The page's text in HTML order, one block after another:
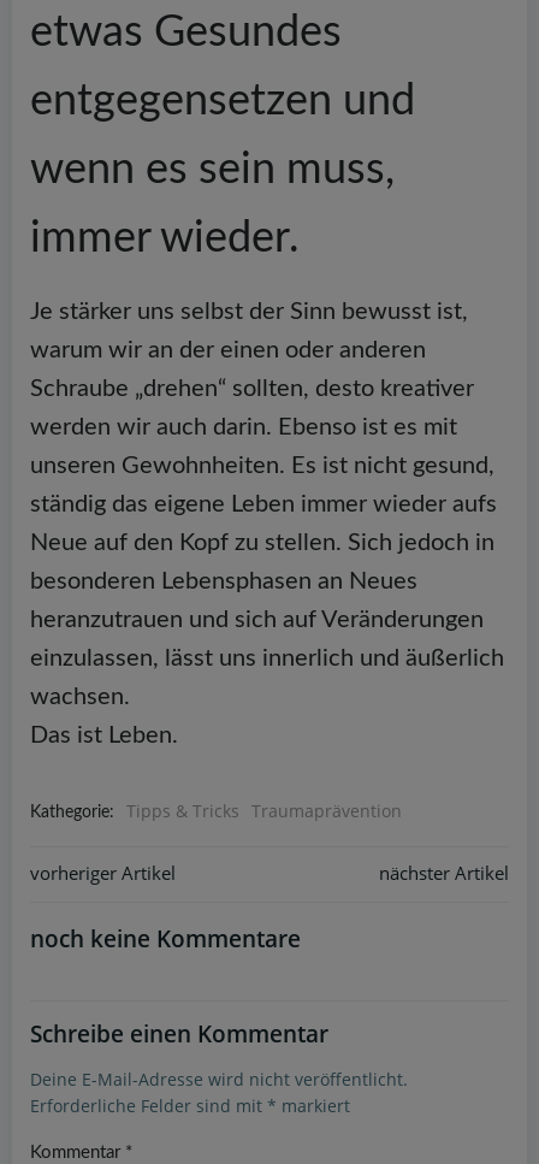
etwas Gesundes
entgegensetzen und
wenn es sein muss,
immer wieder.
Je stärker uns selbst der Sinn bewusst ist,
warum wir an der einen oder anderen
Schraube „drehen“ sollten, desto kreativer
werden wir auch darin. Ebenso ist es mit
unseren Gewohnheiten. Es ist nicht gesund,
ständig das eigene Leben immer wieder aufs
Neue auf den Kopf zu stellen. Sich jedoch in
besonderen Lebensphasen an Neues
heranzutrauen und sich auf Veränderungen
einzulassen, lässt uns innerlich und äußerlich
wachsen.
Das ist Leben.
Kathegorie: Tipps & Tricks Traumaprävention
Post
navigation
vorheriger Artikel
navigation
nächster Artikel
noch keine Kommentare
Schreibe einen Kommentar
Deine E-Mail-Adresse wird nicht veröffentlicht.
Erforderliche Felder sind mit * markiert
Kommentar *